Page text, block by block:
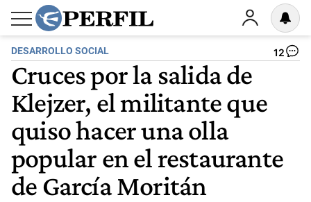
DESARROLLO SOCIAL 12
Cruces por la salida de
Klejzer, el militante que
quiso hacer una olla
popular en el restaurante
de García Moritán